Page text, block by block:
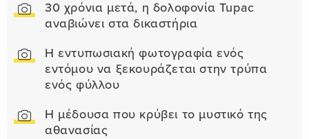
30 χρόνια μετά, η δολοφονία Tupac
αναβιώνει στα δικαστήρια
Η εντυπωσιακή φωτογραφία ενός
εντόμου να ξεκουράζεται στην τρύπα
ενός φύλλου
Η μέδουσα που κρύβει το μυστικό της
αθανασίας